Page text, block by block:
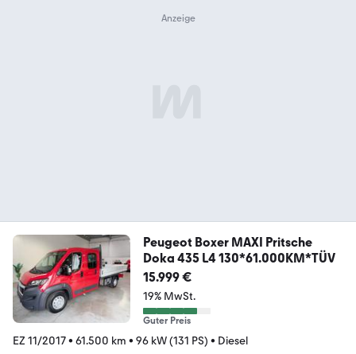
Peugeot Boxer MAXI Pritsche
Doka 435 L4 130*61.000KM*TÜV
15.999 €
19% MwSt.
Guter Preis
EZ 11/2017• 61.500 km • 96 kW (131 PS) • Diesel